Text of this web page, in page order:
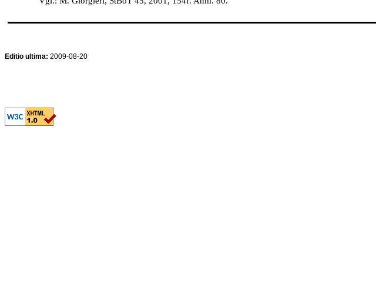
Editio ultima: 2009-08-20